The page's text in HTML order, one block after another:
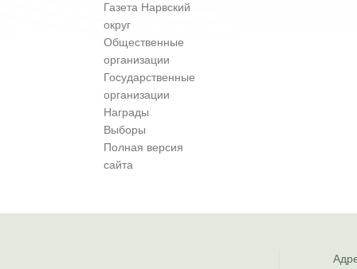
Газета Нарвский
округ
Общественные
организации
Государственные
организации
Награды
Выборы
Полная версия
сайта